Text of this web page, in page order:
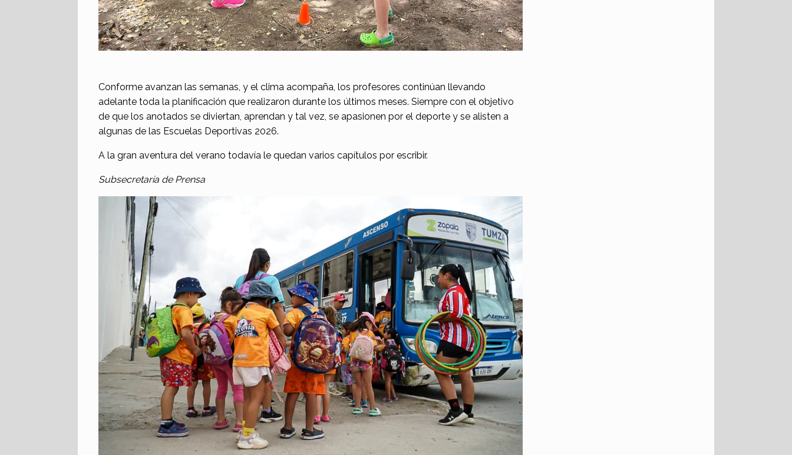
Conforme avanzan las semanas, y el clima acompaña, los profesores continúan llevando
adelante toda la planificación que realizaron durante los últimos meses. Siempre con el objetivo
de que los anotados se diviertan, aprendan y tal vez, se apasionen por el deporte y se alisten a
algunas de las Escuelas Deportivas 2026.
A la gran aventura del verano todavía le quedan varios capítulos por escribir.
Subsecretaría de Prensa